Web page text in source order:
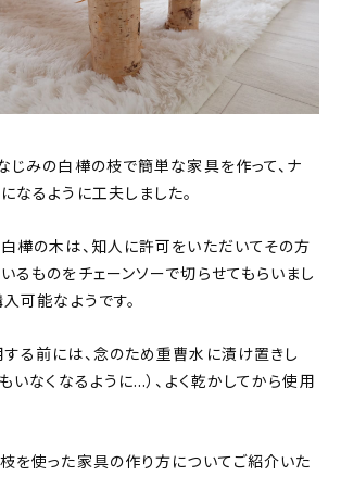
じみの白樺の枝で簡単な家具を作って、ナ
なるように工夫しました。
樺の木は、知人に許可をいただいてその方
るものをチェーンソーで切らせてもらいまし
可能なようです。
る前には、念のため重曹水に漬け置きし
いなくなるように…）、よく乾かしてから使用
を使った家具の作り方についてご紹介いた